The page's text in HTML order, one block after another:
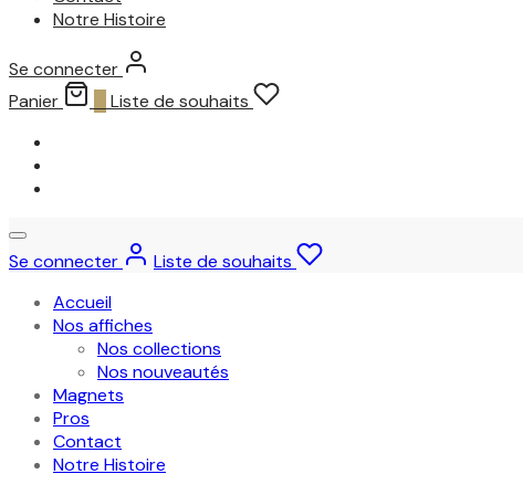
Notre Histoire
Se connecter
Panier
Liste de souhaits
Se connecter
Liste de souhaits
Accueil
Nos affiches
Nos collections
Nos nouveautés
Magnets
Pros
Contact
Notre Histoire